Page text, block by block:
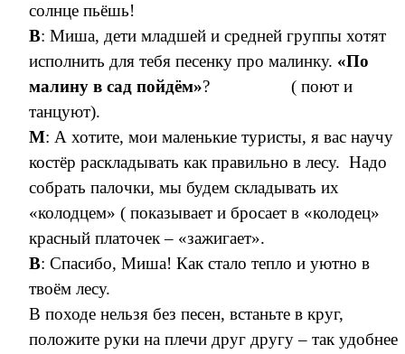
солнце пьёшь!
В: Миша, дети младшей и средней группы хотят
исполнить для тебя песенку про малинку. «По
малину в сад пойдём»? ( поют и
танцуют).
М: А хотите, мои маленькие туристы, я вас научу
костёр раскладывать как правильно в лесу. Надо
собрать палочки, мы будем складывать их
«колодцем» ( показывает и бросает в «колодец»
красный платочек – «зажигает».
В: Спасибо, Миша! Как стало тепло и уютно в
твоём лесу.
В походе нельзя без песен, встаньте в круг,
положите руки на плечи друг другу – так удобнее